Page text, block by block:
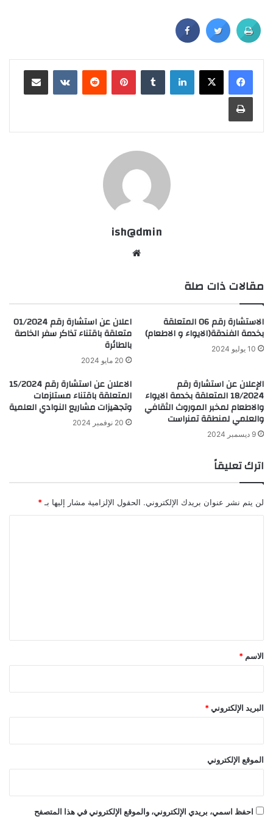
ish@dmin
مقالات ذات صلة
الاستشارة رقم 06 المتعلقة
بخدمة الفندقة(الايواء و الاطعام)
10 يوليو 2024
اعلان عن استشارة رقم 01/2024
متعلقة باقتناء تذاكر سفر الخاصة
بالطائرة
20 مايو 2024
الإعلان عن استشارة رقم
18/2024 المتعلقة بخدمة الايواء
والاطعام لمخبر الموروث الثقافي
والعلمي لمنطقة تمنراست
9 ديسمبر 2024
الاعلان عن استشارة رقم 15/2024
المتعلقة باقتناء مستلزمات
وتجهيزات مشاريع النوادي العلمية
20 نوفمبر 2024
اترك تعليقاً
لن يتم نشر عنوان بريدك الإلكتروني. الحقول الإلزامية مشار إليها بـ *
*
الاسم *
البريد الإلكتروني *
الموقع الإلكتروني
احفظ اسمي، بريدي الإلكتروني، والموقع الإلكتروني في هذا المتصفح